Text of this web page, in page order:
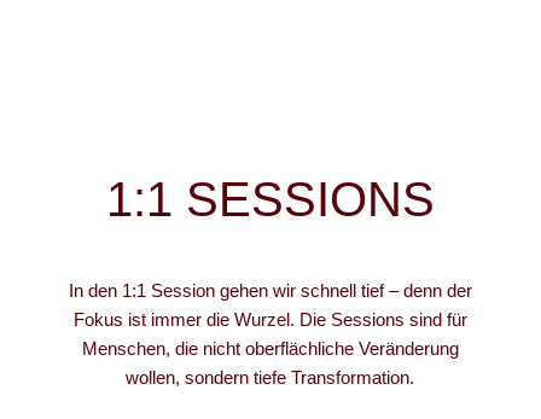
1:1 SESSIONS
In den 1:1 Session gehen wir schnell tief – denn der
Fokus ist immer die Wurzel. Die Sessions sind für
Menschen, die nicht oberflächliche Veränderung
wollen, sondern tiefe Transformation.